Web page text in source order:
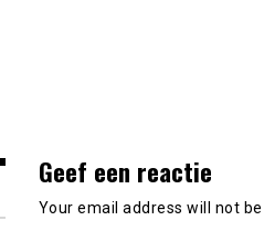
Geef een reactie
Your email address will not be